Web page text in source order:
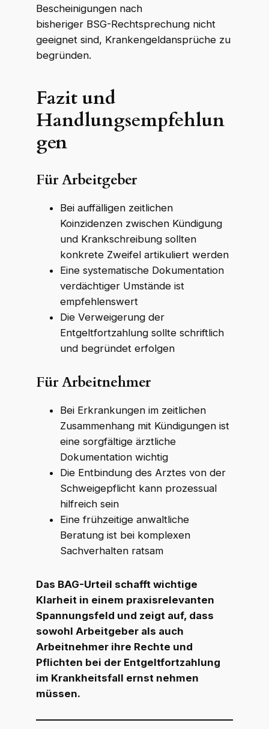
Bescheinigungen nach
bisheriger BSG-Rechtsprechung nicht
geeignet sind, Krankengeldansprüche zu
begründen.
Fazit und
Handlungsempfehlun
gen
Für Arbeitgeber
Bei auffälligen zeitlichen
Koinzidenzen zwischen Kündigung
und Krankschreibung sollten
konkrete Zweifel artikuliert werden
Eine systematische Dokumentation
verdächtiger Umstände ist
empfehlenswert
Die Verweigerung der
Entgeltfortzahlung sollte schriftlich
und begründet erfolgen
Für Arbeitnehmer
Bei Erkrankungen im zeitlichen
Zusammenhang mit Kündigungen ist
eine sorgfältige ärztliche
Dokumentation wichtig
Die Entbindung des Arztes von der
Schweigepflicht kann prozessual
hilfreich sein
Eine frühzeitige anwaltliche
Beratung ist bei komplexen
Sachverhalten ratsam
Das BAG-Urteil schafft wichtige
Klarheit in einem praxisrelevanten
Spannungsfeld und zeigt auf, dass
sowohl Arbeitgeber als auch
Arbeitnehmer ihre Rechte und
Pflichten bei der Entgeltfortzahlung
im Krankheitsfall ernst nehmen
müssen.